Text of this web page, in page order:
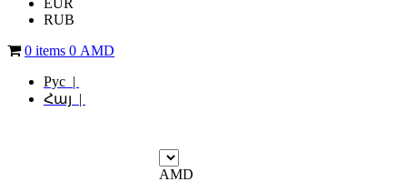
RUB
0 items 0 AMD
Рус |
Հայ |
AMD